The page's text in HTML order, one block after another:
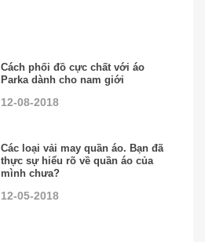
Cách phối đồ cực chất với áo
Parka dành cho nam giới
12-08-2018
Các loại vải may quần áo. Bạn đã
thực sự hiểu rõ về quần áo của
mình chưa?
12-05-2018